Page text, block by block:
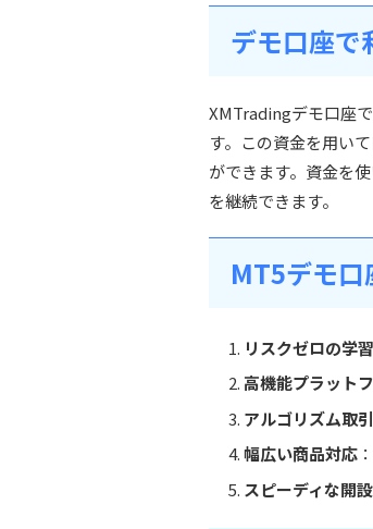
デモ口座で
XMTradingデモ口座
す。この資金を用い
ができます。資金を
を継続できます。
MT5デモ口
リスクゼロの学
高機能プラット
アルゴリズム取
幅広い商品対応
スピーディな開設